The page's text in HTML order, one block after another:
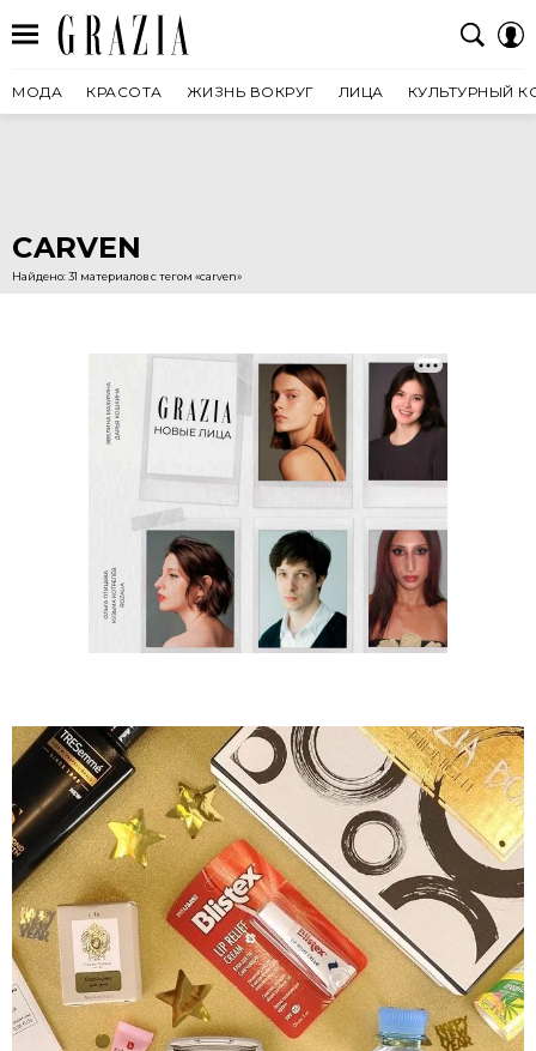
МОДА КРАСОТА ЖИЗНЬ ВОКРУГ ЛИЦА КУЛЬТУРНЫЙ
CARVEN
Найдено: 31 материалов с тегом «carven»